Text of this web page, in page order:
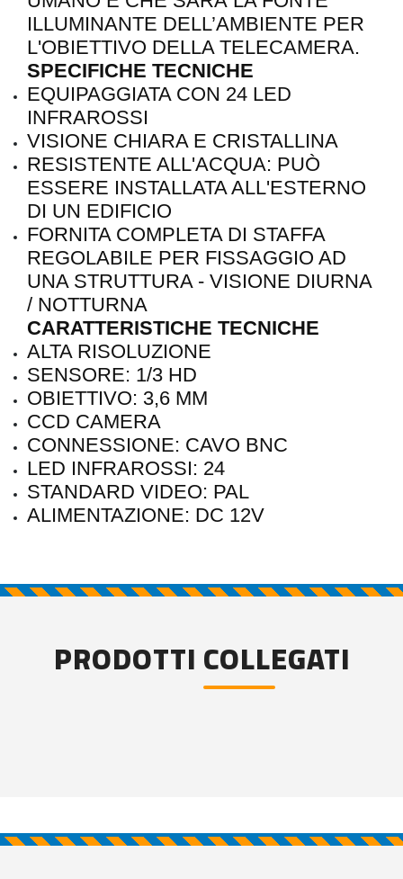
ILLUMINANTE DELL’AMBIENTE PER
L'OBIETTIVO DELLA TELECAMERA.
SPECIFICHE TECNICHE
EQUIPAGGIATA CON 24 LED
INFRAROSSI
VISIONE CHIARA E CRISTALLINA
RESISTENTE ALL'ACQUA: PUÒ
ESSERE INSTALLATA ALL'ESTERNO
DI UN EDIFICIO
FORNITA COMPLETA DI STAFFA
REGOLABILE PER FISSAGGIO AD
UNA STRUTTURA - VISIONE DIURNA
/ NOTTURNA
CARATTERISTICHE TECNICHE
ALTA RISOLUZIONE
SENSORE: 1/3 HD
OBIETTIVO: 3,6 MM
CCD CAMERA
CONNESSIONE: CAVO BNC
LED INFRAROSSI: 24
STANDARD VIDEO: PAL
ALIMENTAZIONE: DC 12V
PRODOTTI COLLEGATI